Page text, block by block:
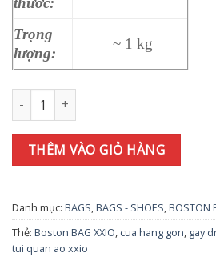
Trọng
lượng:
~ 1 kg
Túi quần áo Golf Dunlop XXIO
THÊM VÀO GIỎ HÀNG
Danh mục: BAGS,BAGS - SHOES,BOSTON
Thẻ: Boston BAG XXIO, cua hang gon, gay
tui quan ao xxio